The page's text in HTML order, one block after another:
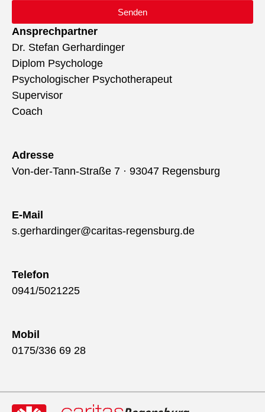
Senden
Ansprechpartner
Dr. Stefan Gerhardinger
Diplom Psychologe
Psychologischer Psychotherapeut
Supervisor
Coach
Adresse
Von-der-Tann-Straße 7 · 93047 Regensburg
E-Mail
s.gerhardinger@caritas-regensburg.de
Telefon
0941/5021225
Mobil
0175/336 69 28